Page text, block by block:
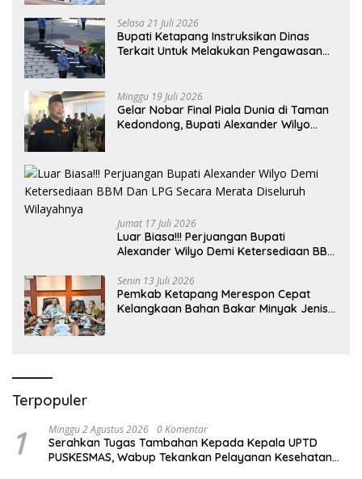
Selasa 21 Juli 2026
Bupati Ketapang Instruksikan Dinas
Terkait Untuk Melakukan Pengawasan
Minggu 19 Juli 2026
Gelar Nobar Final Piala Dunia di Taman
Kedondong, Bupati Alexander Wilyo
Jumat 17 Juli 2026
Luar Biasa!!! Perjuangan Bupati
Alexander Wilyo Demi Ketersediaan BBM
Wilayahnya
Senin 13 Juli 2026
Pemkab Ketapang Merespon Cepat
Kelangkaan Bahan Bakar Minyak Jenis
Terpopuler
1 Minggu 2 Agustus 2026 0 Komentar
Serahkan Tugas Tambahan Kepada Kepala UPTD
PUSKESMAS, Wabup Tekankan Pelayanan Kesehatan